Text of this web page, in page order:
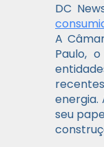
DC
A
Paulo,
energia.
seu